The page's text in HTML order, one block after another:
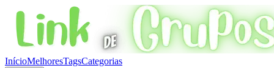
InícioMelhoresTagsCategorias